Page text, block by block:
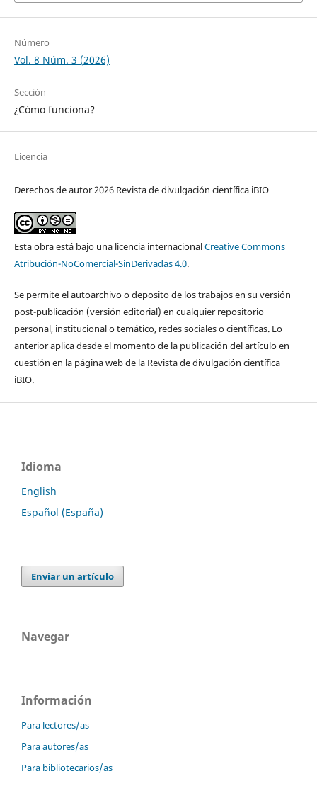
Número
Vol. 8 Núm. 3 (2026)
Sección
¿Cómo funciona?
Licencia
Derechos de autor 2026 Revista de divulgación científica iBIO
Esta obra está bajo una licencia internacionalCreative Commons
Atribución-NoComercial-SinDerivadas 4.0.
Se permite el autoarchivo o deposito de los trabajos en su versi´ón
post-publicación (versión editorial) en cualquier repositorio
personal, institucional o temático, redes sociales o científicas. Lo
anterior aplica desde el momento de la publicación del artículo en
cuestión en la página web de la Revista de divulgación científica
iBIO.
Idioma
English
Español (España)
Enviar un artículo
Navegar
Información
Para lectores/as
Para autores/as
Para bibliotecarios/as